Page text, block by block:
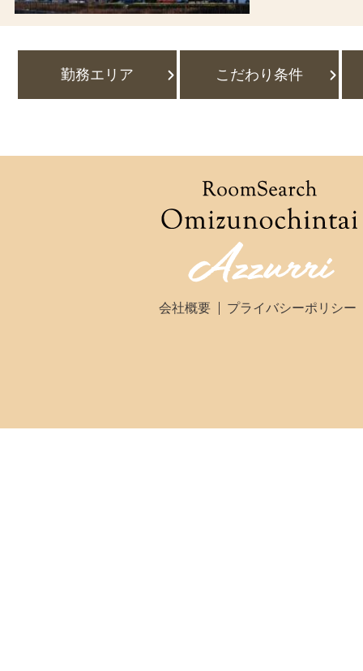
勤務エリア こだわり条件
会社概要 プライバシーポリシー